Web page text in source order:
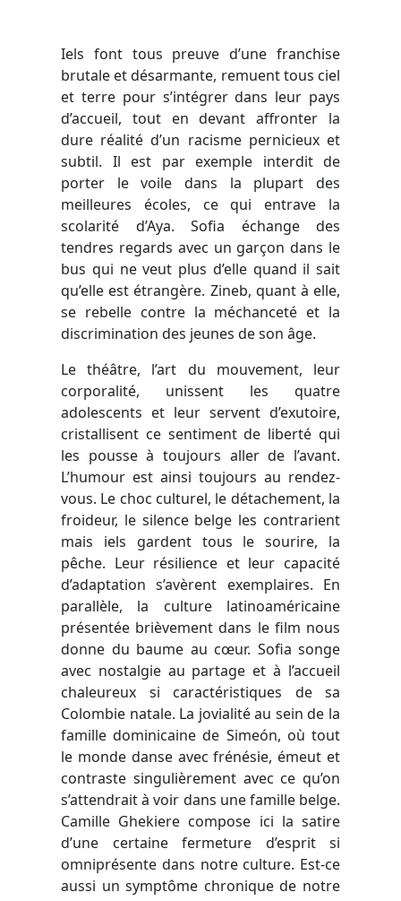
Iels font tous preuve d’une franchise
brutale et désarmante, remuent tous ciel
et terre pour s’intégrer dans leur pays
d’accueil, tout en devant affronter la
dure réalité d’un racisme pernicieux et
subtil. Il est par exemple interdit de
porter le voile dans la plupart des
meilleures écoles, ce qui entrave la
scolarité d’Aya. Sofia échange des
tendres regards avec un garçon dans le
bus qui ne veut plus d’elle quand il sait
qu’elle est étrangère. Zineb, quant à elle,
se rebelle contre la méchanceté et la
discrimination des jeunes de son âge.
Le théâtre, l’art du mouvement, leur
corporalité, unissent les quatre
adolescents et leur servent d’exutoire,
cristallisent ce sentiment de liberté qui
les pousse à toujours aller de l’avant.
L’humour est ainsi toujours au rendez-
vous. Le choc culturel, le détachement, la
froideur, le silence belge les contrarient
mais iels gardent tous le sourire, la
pêche. Leur résilience et leur capacité
d’adaptation s’avèrent exemplaires. En
parallèle, la culture latinoaméricaine
présentée brièvement dans le film nous
donne du baume au cœur. Sofia songe
avec nostalgie au partage et à l’accueil
chaleureux si caractéristiques de sa
Colombie natale. La jovialité au sein de la
famille dominicaine de Simeón, où tout
le monde danse avec frénésie, émeut et
contraste singulièrement avec ce qu’on
s’attendrait à voir dans une famille belge.
Camille Ghekiere compose ici la satire
d’une certaine fermeture d’esprit si
omniprésente dans notre culture. Est-ce
aussi un symptôme chronique de notre